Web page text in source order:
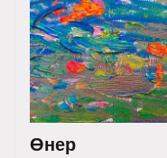
Өнер